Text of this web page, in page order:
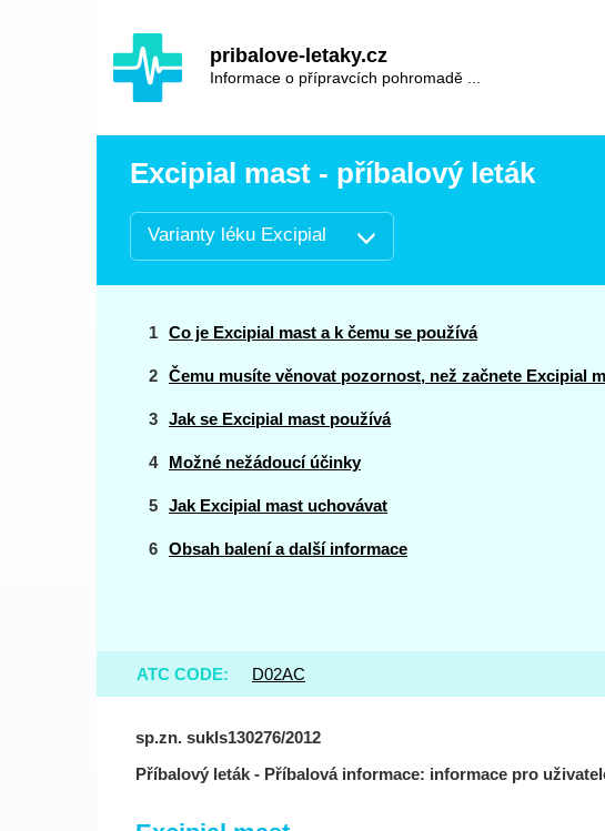
pribalove-letaky.cz
Informace o přípravcích pohromadě ...
Hlavní
navigace
Excipial mast - příbalový leták
Varianty léku Excipial
Co je Excipial mast a k čemu se používá
Čemu musíte věnovat pozornost, než začnete Excipial
Jak se Excipial mast používá
Možné nežádoucí účinky
Jak Excipial mast uchovávat
Obsah balení a další informace
ATC CODE: D02AC
sp.zn. sukls130276/2012
Příbalový leták - Příbalová informace: informace pro